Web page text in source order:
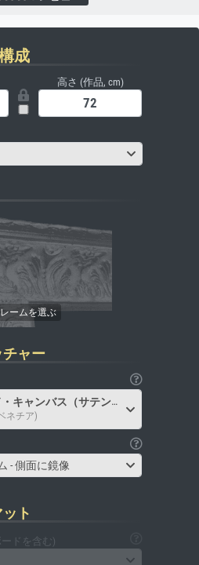
成
高さ (作品, cm)
ャー
キャンバス（サテン）
ネチア)
- 側面に鏡像
ト
ドを含む)